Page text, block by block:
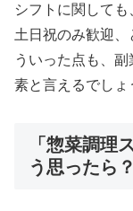
シフトに関しても
土日祝のみ歓迎
ういった点も、
素と言えるでしょ
「惣菜調理
う思ったら？